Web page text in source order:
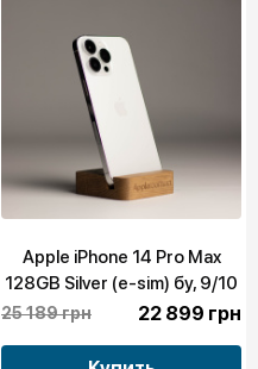
Apple iPhone 14 Pro Max
128GB Silver (e-sim) бу, 9/10
25 189 грн 22 899 грн